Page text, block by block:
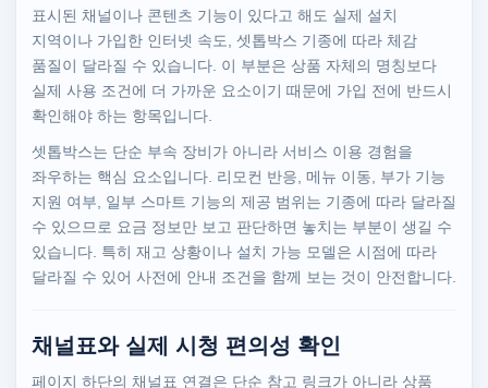
표시된 채널이나 콘텐츠 기능이 있다고 해도 실제 설치
지역이나 가입한 인터넷 속도, 셋톱박스 기종에 따라 체감
품질이 달라질 수 있습니다. 이 부분은 상품 자체의 명칭보다
실제 사용 조건에 더 가까운 요소이기 때문에 가입 전에 반드시
확인해야 하는 항목입니다.
셋톱박스는 단순 부속 장비가 아니라 서비스 이용 경험을
좌우하는 핵심 요소입니다. 리모컨 반응, 메뉴 이동, 부가 기능
지원 여부, 일부 스마트 기능의 제공 범위는 기종에 따라 달라질
수 있으므로 요금 정보만 보고 판단하면 놓치는 부분이 생길 수
있습니다. 특히 재고 상황이나 설치 가능 모델은 시점에 따라
달라질 수 있어 사전에 안내 조건을 함께 보는 것이 안전합니다.
채널표와 실제 시청 편의성 확인
페이지 하단의 채널표 연결은 단순 참고 링크가 아니라 상품